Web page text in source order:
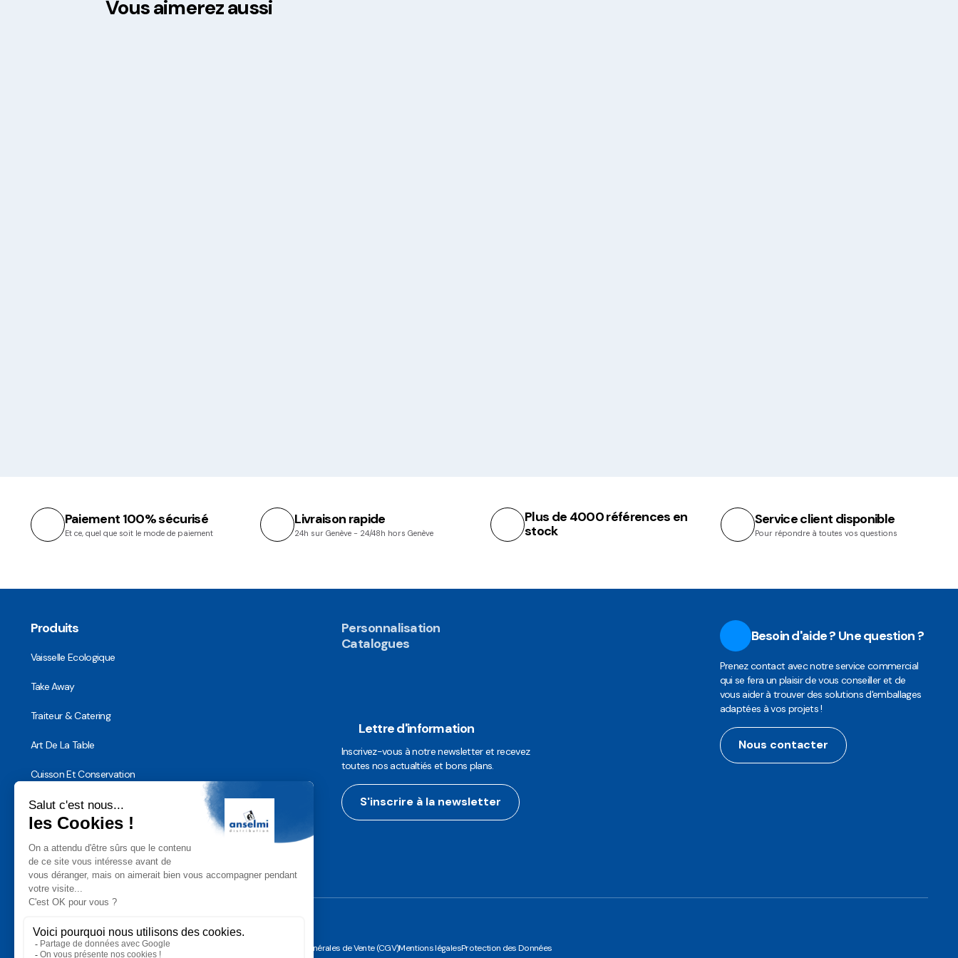
Vous aimerez aussi
Paiement 100% sécurisé
Et ce, quel que soit le mode de paiement
Livraison rapide
24h sur Genève - 24/48h hors Genève
Plus de 4000 références en
stock
Service client disponible
Pour répondre à toutes vos questions
Produits
Vaisselle Ecologique
Take Away
Traiteur & Catering
Art De La Table
Cuisson Et Conservation
Hygiène, Sécurité et Traçabilité
Vaisselle Réutilisable
Noël
Personnalisation
Catalogues
Lettre d'information
Inscrivez-vous à notre newsletter et recevez
toutes nos actualtiés et bons plans.
S'inscrire à la newsletter
Besoin d'aide ? Une question ?
Prenez contact avec notre service commercial
qui se fera un plaisir de vous conseiller et de
vous aider à trouver des solutions d'emballages
adaptées à vos projets !
Nous contacter
Conditions Générales de Vente (CGV)Mentions légalesProtection des Données